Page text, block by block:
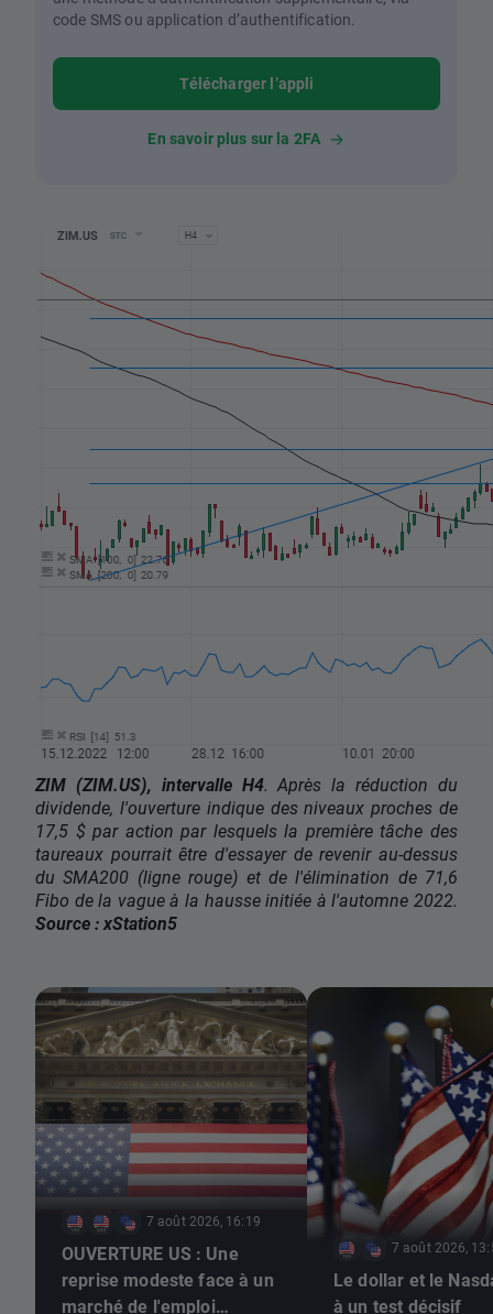
code SMS ou application d’authentification.
Télécharger l’appli
En savoir plus sur la 2FA
ZIM (ZIM.US), intervalle H4. Après la réduction du
dividende, l'ouverture indique des niveaux proches de
17,5 $ par action par lesquels la première tâche des
taureaux pourrait être d'essayer de revenir au-dessus
du SMA200 (ligne rouge) et de l'élimination de 71,6
Fibo de la vague à la hausse initiée à l'automne 2022.
Source : xStation5
7 août 2026, 16:19
OUVERTURE US : Une
reprise modeste face à un
marché de l'emploi
7 août 2026,
Le dollar et le
à un test décisif